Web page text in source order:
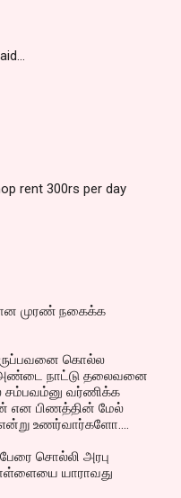
rent 300rs per day
முரண் நகைக்க
கொல்ல
அண்டை நாட்டு தலைவனை
சம்பவம்னு வர்ணிக்க
என பிணத்தின் மேல்
உணர்வார்களோ....
சொல்லி அரபு
யாராவது